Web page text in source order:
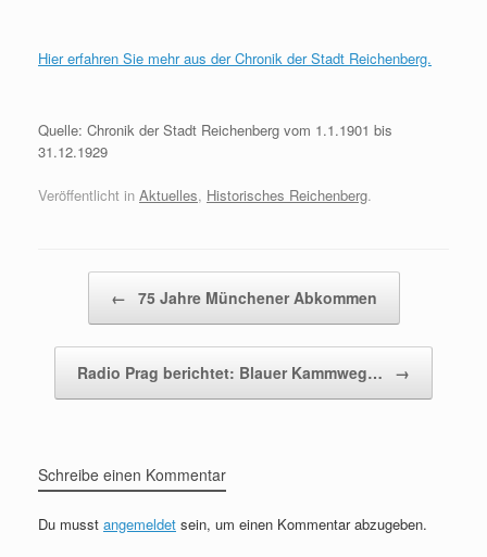
Hier erfahren Sie mehr aus der Chronik der Stadt Reichenberg.
Quelle: Chronik der Stadt Reichenberg vom 1.1.1901 bis
31.12.1929
Veröffentlicht in Aktuelles, Historisches Reichenberg.
← 75 Jahre Münchener Abkommen
Radio Prag berichtet: Blauer Kammweg… →
Schreibe einen Kommentar
Du musst angemeldet sein, um einen Kommentar abzugeben.